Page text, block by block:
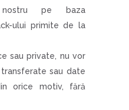
pe baza
ului primite de la
sau private, nu vor
sau date
orice motiv, fără